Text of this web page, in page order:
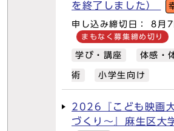
を終了しました）
申し込み締切日： 8月7
まもなく募集締め切り
学び・講座 体感・
術 小学生向け
2026『こども映画
づくり～』麻生区大